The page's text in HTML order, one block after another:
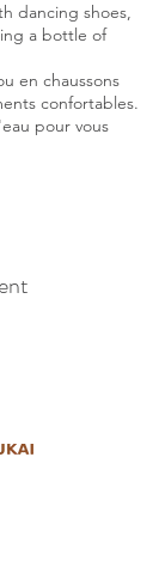
dancing shoes,
a bottle of
en chaussons
confortables.
pour vous